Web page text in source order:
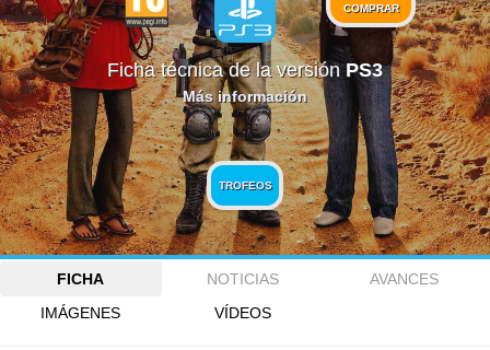
COMPRAR
Ficha técnica de la versiónPS3
Más información
TROFEOS
FICHA NOTICIAS
AVANCES
IMÁGENES
VÍDEOS